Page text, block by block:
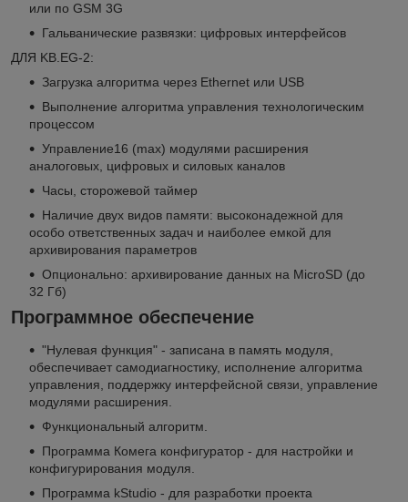
или по GSM 3G
Гальванические развязки: цифровых интерфейсов
ДЛЯ KB.EG-2:
Загрузка алгоритма через Ethernet или USB
Выполнение алгоритма управления технологическим
процессом
Управление16 (max) модулями расширения
аналоговых, цифровых и силовых каналов
Часы, сторожевой таймер
Наличие двух видов памяти: высоконадежной для
особо ответственных задач и наиболее емкой для
архивирования параметров
Опционально: архивирование данных на MicroSD (до
32 Гб)
Программное обеспечение
"Нулевая функция" - записана в память модуля,
обеспечивает самодиагностику, исполнение алгоритма
управления, поддержку интерфейсной связи, управление
модулями расширения.
Функциональный алгоритм.
Программа Комега конфигуратор - для настройки и
конфигурирования модуля.
Программа kStudio - для разработки проекта